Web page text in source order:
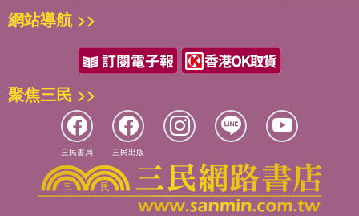
網站導航 >>
聚焦三民 >>
三民書局 三民出版